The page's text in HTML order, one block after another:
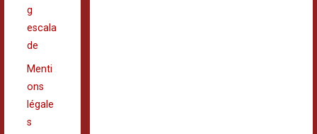
g
escala
de
Menti
ons
légale
s